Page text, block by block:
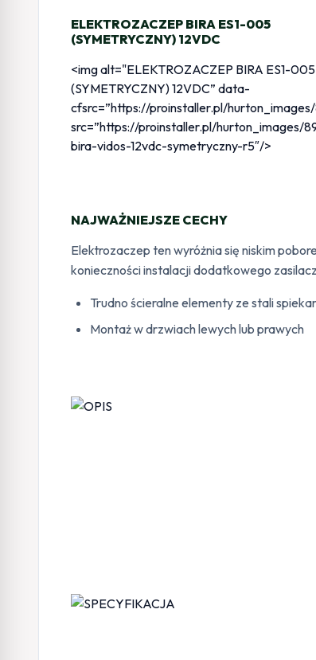
ELEKTROZACZEP BIRA ES1-005
(SYMETRYCZNY) 12VDC
<img alt="ELEKTROZACZEP BIRA ES1-005
(SYMETRYCZNY) 12VDC” data-
cfsrc=”https://proinstaller.pl/
src=”https://proinstaller.pl/hurton_images/
bira-vidos-12vdc-symetryczny-r5″/>
NAJWAŻNIEJSZE CECHY
Elektrozaczep ten wyróżnia się niskim
konieczności instalacji dodatkowego
Trudno ścieralne elementy ze stali
Montaż w drzwiach lewych lub prawych